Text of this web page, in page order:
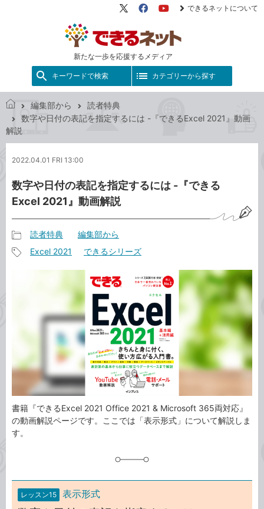
新たな一歩を応援するメディア
X（旧
FacebookYouTube
できるネットについて
キーワードで検索 カテゴリーから探す
で
き
ッ
編集部から
読者特典
数字や日付の表記を指定するには -『できるExcel 2021』動画
解説
2022.04.01 FRI 13:00
数字や日付の表記を指定するには -『できる
Excel 2021』動画解説
事
読者特典 編集部から
Excel 2021 できるシリーズ
書籍『できるExcel 2021 Office 2021 & Microsoft 365両対応』
の動画解説ページです。ここでは「表示形式」について解説しま
す。
レッスン15 表示形式